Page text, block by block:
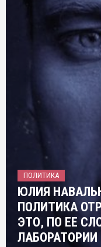
ПОЛИТИКА
ЮЛИЯ
ПОЛИТИКА
ЭТО, ПО ЕЕ
ЛАБОРАТОРИИ